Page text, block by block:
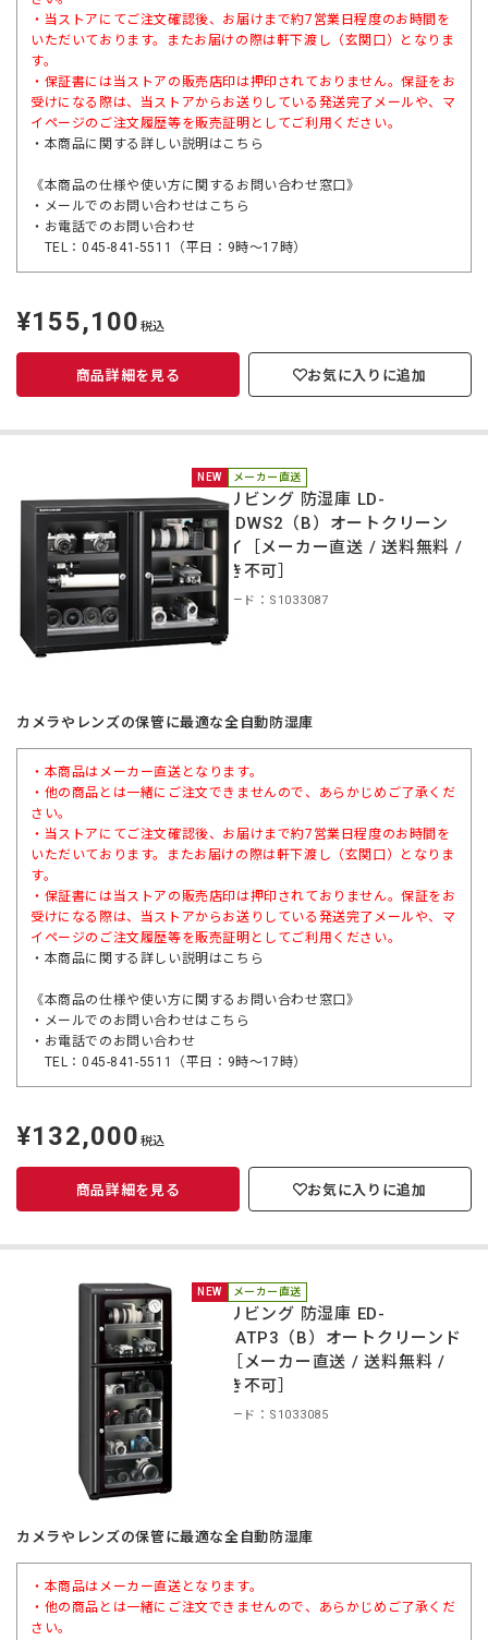
・当ストアにてご注文確認後、お届けまで約7営業日程度のお時間を
いただいております。またお届けの際は軒下渡し（玄関口）となりま
す。
・保証書には当ストアの販売店印は押印されておりません。保証をお
受けになる際は、当ストアからお送りしている発送完了メールや、マ
イページのご注文履歴等を販売証明としてご利用ください。
・本商品に関する詳しい説明はこちら
《本商品の仕様や使い方に関するお問い合わせ窓口》
・メールでのお問い合わせは こちら
・お電話でのお問い合わせ
TEL：045-841-5511（平日：9時～17時）
定
価
¥155,100 税込
商品詳細を見る お気に入りに追加
NEW メーカー直送
東洋リビング 防湿庫 LD-
160CDWS2（B）オートクリーン
ドライ［メーカー直送 / 送料無料 /
代引き不可］
商品コード：S1033087
カメラやレンズの保管に最適な全自動防湿庫
・本商品はメーカー直送となります。
・他の商品とは一緒にご注文できませんので、あらかじめご了承くだ
さい。
・当ストアにてご注文確認後、お届けまで約7営業日程度のお時間を
いただいております。またお届けの際は軒下渡し（玄関口）となりま
す。
・保証書には当ストアの販売店印は押印されておりません。保証をお
受けになる際は、当ストアからお送りしている発送完了メールや、マ
イページのご注文履歴等を販売証明としてご利用ください。
・本商品に関する詳しい説明はこちら
《本商品の仕様や使い方に関するお問い合わせ窓口》
・メールでのお問い合わせは こちら
・お電話でのお問い合わせ
TEL：045-841-5511（平日：9時～17時）
定
価
¥132,000 税込
商品詳細を見る お気に入りに追加
NEW メーカー直送
東洋リビング 防湿庫 ED-
165CATP3（B）オートクリーンド
ライ［メーカー直送 / 送料無料 /
代引き不可］
商品コード：S1033085
カメラやレンズの保管に最適な全自動防湿庫
・本商品はメーカー直送となります。
・他の商品とは一緒にご注文できませんので、あらかじめご了承くだ
さい。